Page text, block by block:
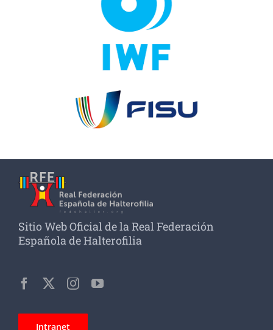
Sitio Web Oficial de la Real Federación
Española de Halterofilia
Intranet